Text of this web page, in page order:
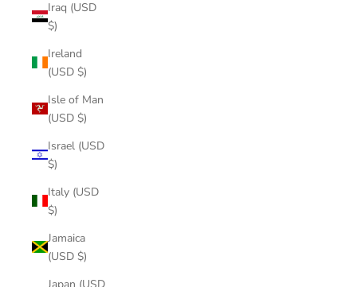
Iraq (USD
$)
Ireland
(USD $)
Isle of Man
(USD $)
Israel (USD
$)
Italy (USD
$)
Jamaica
(USD $)